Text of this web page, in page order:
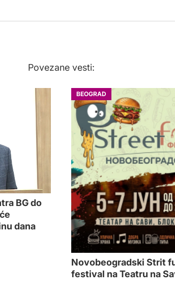
Povezane vesti:
BG do
dana
BEOGRAD
Novobeogradski Strit
festival na Teatru na